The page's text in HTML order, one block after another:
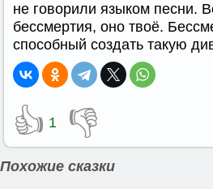
не говорили языком песни.
бессмертия, оно твоё.
способный создать такую
👍 1 👎
Похожие сказки